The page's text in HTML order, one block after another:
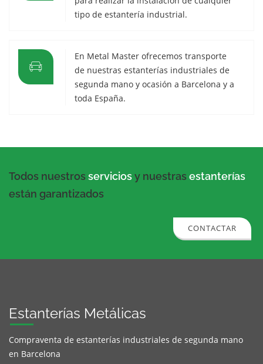
tipo de estantería industrial.
En Metal Master ofrecemos transporte
de nuestras estanterías industriales de
segunda mano y ocasión a Barcelona y a
toda España.
Todos nuestros serviciosy nuestras estanterías
están garantizados
CONTACTAR
Estanterías Metálicas
Compraventa de estanterías industriales de segunda mano
en Barcelona